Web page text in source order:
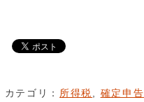
カテゴリ： 所得税
確定申告